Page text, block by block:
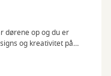
dørene op og du er
og kreativitet på
samt